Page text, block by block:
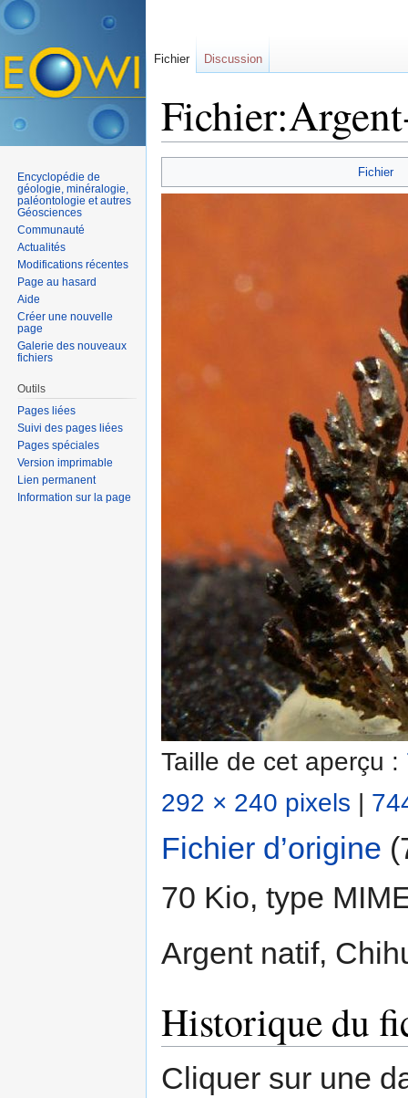
Fichier
Taille de cet aperçu :
292 × 240 pixels |
Fichier d’origine
70 Kio, type
Argent natif,
Historique du
Cliquer sur une
Fichier Discussion
Encyclopédie de
géologie, minéralogie,
paléontologie et autres
Géosciences
Communauté
Actualités
Modifications récentes
Page au hasard
Aide
Créer une nouvelle
page
Galerie des nouveaux
fichiers
Outils
Pages liées
Suivi des pages liées
Pages spéciales
Version imprimable
Lien permanent
Information sur la page